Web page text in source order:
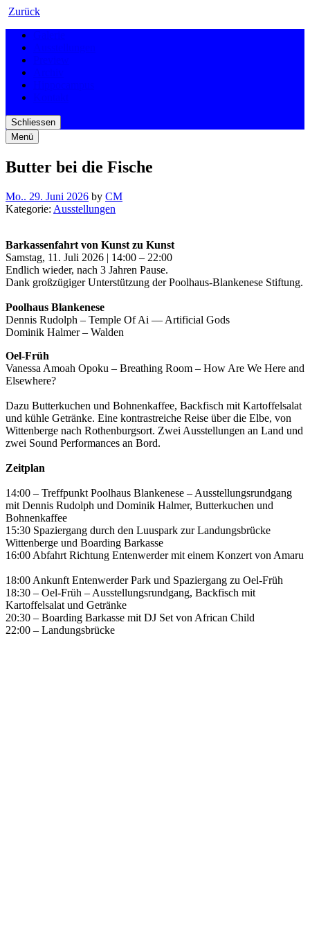
Zurück
Schliessen
Menü
Butter bei die Fische
Mo.. 29. Juni 2026 by CM
Kategorie: Ausstellungen
Barkassenfahrt von Kunst zu Kunst
Samstag, 11. Juli 2026 | 14:00 – 22:00
Endlich wieder, nach 3 Jahren Pause.
Dank großzügiger Unterstützung der Poolhaus-Blankenese Stiftung.
Poolhaus Blankenese
Dennis Rudolph – Temple Of Ai — Artificial Gods
Dominik Halmer – Walden
Oel-Früh
Vanessa Amoah Opoku – Breathing Room – How Are We Here and
Elsewhere?
Dazu Butterkuchen und Bohnenkaffee, Backfisch mit Kartoffelsalat
und kühle Getränke. Eine kontrastreiche Reise über die Elbe, von
Wittenberge nach Rothenburgsort. Zwei Ausstellungen an Land und
zwei Sound Performances an Bord.
Zeitplan
14:00 – Treffpunkt Poolhaus Blankenese – Ausstellungsrundgang
mit Dennis Rudolph und Dominik Halmer, Butterkuchen und
Bohnenkaffee
15:30 Spaziergang durch den Luuspark zur Landungsbrücke
Wittenberge und Boarding Barkasse
16:00 Abfahrt Richtung Entenwerder mit einem Konzert von Amaru
18:00 Ankunft Entenwerder Park und Spaziergang zu Oel-Früh
18:30 – Oel-Früh – Ausstellungsrundgang, Backfisch mit
Kartoffelsalat und Getränke
20:30 – Boarding Barkasse mit DJ Set von African Child
22:00 – Landungsbrücke